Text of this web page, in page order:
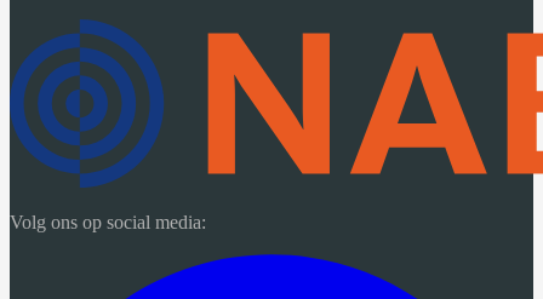
Volg ons op social media: